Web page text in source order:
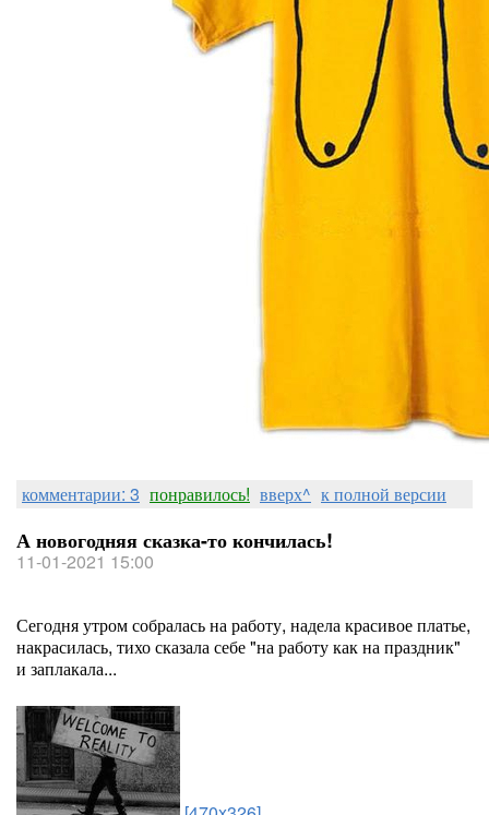
комментарии: 3 понравилось! вверх^ к полной версии
А новогодняя сказка-то кончилась!
11-01-2021 15:00
Сегодня утром собралась на работу, надела красивое платье,
накрасилась, тихо сказала себе "на работу как на праздник"
и заплакала...